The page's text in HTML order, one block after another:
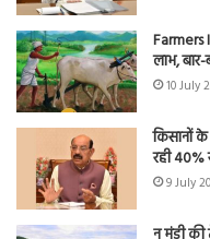
Farmers
लाभ,
10 July
किसानों
रही
9 July